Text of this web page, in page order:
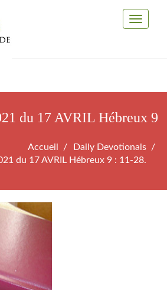
Toggle
du 17 AVRIL Hébreux 9
Accueil
Daily Devotionals
du 17 AVRIL Hébreux 9 : 11-28.